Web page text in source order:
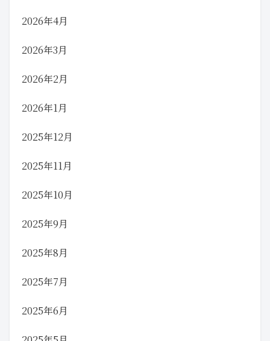
2026年4月
2026年3月
2026年2月
2026年1月
2025年12月
2025年11月
2025年10月
2025年9月
2025年8月
2025年7月
2025年6月